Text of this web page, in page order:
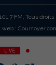
FM. Tous droits
: Cournoyer
LIVE